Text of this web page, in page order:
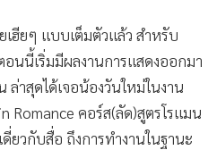
เฮียๆ แบบเต็มตัวแล้ว สำหรับ
นนี้เริ่มมีผลงานการแสดงออกมา
าสุดได้เจอน้องวันใหม่ในงาน
Romance คอร์ส(ลัด)สูตรโรแมน
ยวกับสื่อ ถึงการทำงานในฐานะ